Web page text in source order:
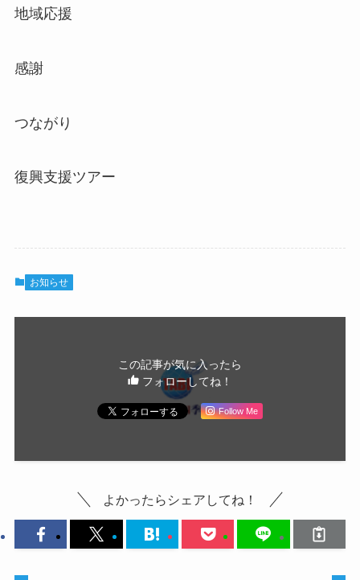
地域応援
感謝
つながり
復興支援ツアー
お知らせ
この記事が気に入ったら
フォローしてね！
Follow Me
よかったらシェアしてね！